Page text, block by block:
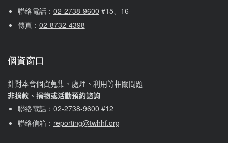
聯絡電話： 02-2738-9600 #15、16
傳真： 02-8732-4398
個資窗口
針對本會個資蒐集、處理、利用等相關問題
非捐款、捐物或活動預約諮詢
聯絡電話： 02-2738-9600 #12
聯絡信箱： reporting@twhhf.org